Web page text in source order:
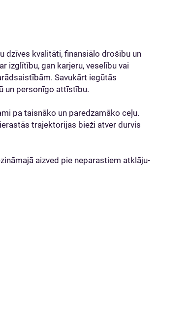
dzīves kvalitāti, finansiālo drošību un
izglītību, gan karjeru, veselību vai
Savukārt iegūtās
un personīgo attīstību.
pa taisnāko un paredzamāko ceļu.
trajektorijas bieži atver durvis
aizved pie neparastiem atklāju-